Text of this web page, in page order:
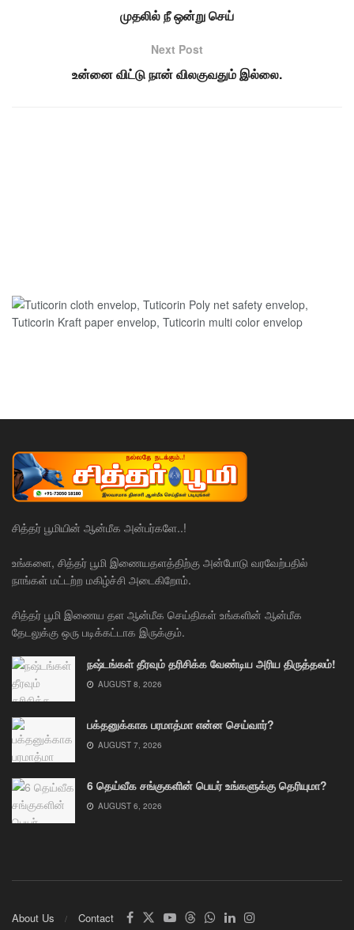
முதலில் நீ ஒன்று செய்
Next Post
உன்னை விட்டு நான் விலகுவதும் இல்லை.
சித்தர் பூமியின் ஆன்மீக அன்பர்களே..!
உங்களை, சித்தர் பூமி இணையதளத்திற்கு அன்போடு வரவேற்பதில்
நாங்கள் மட்டற்ற மகிழ்ச்சி அடைகிறோம்.
சித்தர் பூமி இணைய தள ஆன்மீக செய்திகள் உங்களின் ஆன்மீக
தேடலுக்கு ஒரு படிக்கட்டாக இருக்கும்.
நஷ்டங்கள் தீரவும் தரிசிக்க வேண்டிய அரிய திருத்தலம்!
AUGUST 8, 2026
பக்தனுக்காக பரமாத்மா என்ன செய்வார்?
AUGUST 7, 2026
6 தெய்வீக சங்குகளின் பெயர் உங்களுக்கு தெரியுமா?
AUGUST 6, 2026
About Us Contact